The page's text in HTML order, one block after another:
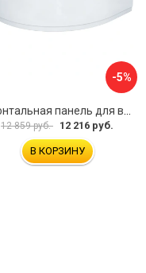
-5%
12 859 руб. 12 216 руб.
В КОРЗИНУ